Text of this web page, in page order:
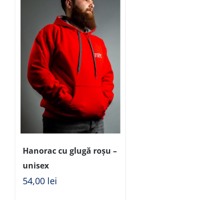
Hanorac cu glugă roșu –
unisex
54,00 lei